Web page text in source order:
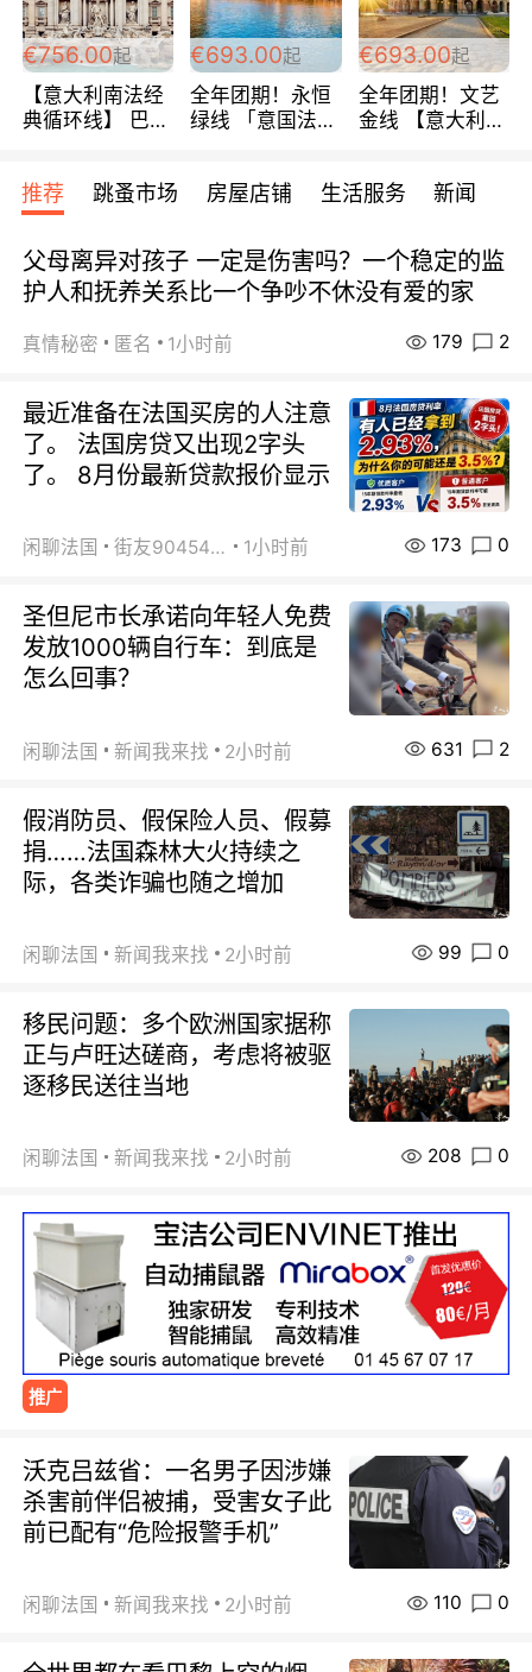
€756.00起
【意大利南法经
典循环线】 巴黎
宾馆 108欧/天起
全程756欧/位
€693.00起
全年团期！永恒
绿线 「意国法
欧/天起 ~包拼房
€693.00起
全年团期！文艺
金线 【意大利一
每周铁发！
推荐 跳蚤市场 房屋店铺 生活服务 新闻
父母离异对孩子 一定是伤害吗？一个稳定的监
护人和抚养关系比一个争吵不休没有爱的家
真情秘密 匿名 1小时前 179 2
最近准备在法国买房的人注意
了。 法国房贷又出现2字头
了。 8月份最新贷款报价显示
闲聊法国 街友90454511 1小时前 173 0
圣但尼市长承诺向年轻人免费
发放1000辆自行车：到底是
怎么回事？
闲聊法国 新闻我来找 2小时前 631 2
假消防员、假保险人员、假募
捐……法国森林大火持续之
际，各类诈骗也随之增加
闲聊法国 新闻我来找 2小时前 99 0
移民问题：多个欧洲国家据称
正与卢旺达磋商，考虑将被驱
逐移民送往当地
闲聊法国 新闻我来找 2小时前 208 0
推广
沃克吕兹省：一名男子因涉嫌
杀害前伴侣被捕，受害女子此
前已配有“危险报警手机”
闲聊法国 新闻我来找 2小时前 110 0